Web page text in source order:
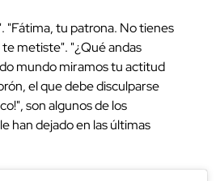
"Fátima, tu patrona. No tienes
metiste". "¿Qué andas
mundo miramos tu actitud
el que debe disculparse
son algunos de los
han dejado en las últimas